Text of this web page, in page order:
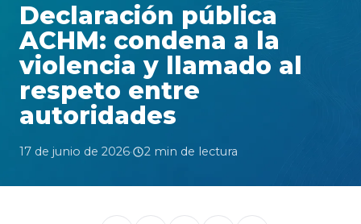
Declaración pública
ACHM: condena a la
violencia y llamado al
respeto entre
autoridades
17 de junio de 2026· 2 min de lectura